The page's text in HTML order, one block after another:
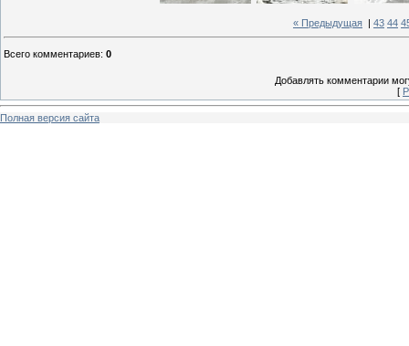
« Предыдущая 43 44
Всего комментариев: 0
Добавлять комментарии
[
Полная версия сайта